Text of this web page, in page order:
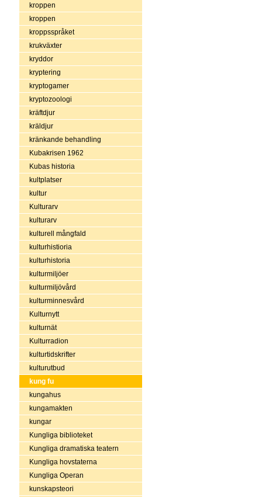
kroppen
kroppen
kroppsspråket
krukväxter
kryddor
kryptering
kryptogamer
kryptozoologi
kräftdjur
kräldjur
kränkande behandling
Kubakrisen 1962
Kubas historia
kultplatser
kultur
Kulturarv
kulturarv
kulturell mångfald
kulturhistioria
kulturhistoria
kulturmiljöer
kulturmiljövård
kulturminnesvård
Kulturnytt
kulturnät
Kulturradion
kulturtidskrifter
kulturutbud
kung fu
kungahus
kungamakten
kungar
Kungliga biblioteket
Kungliga dramatiska teatern
Kungliga hovstaterna
Kungliga Operan
kunskapsteori